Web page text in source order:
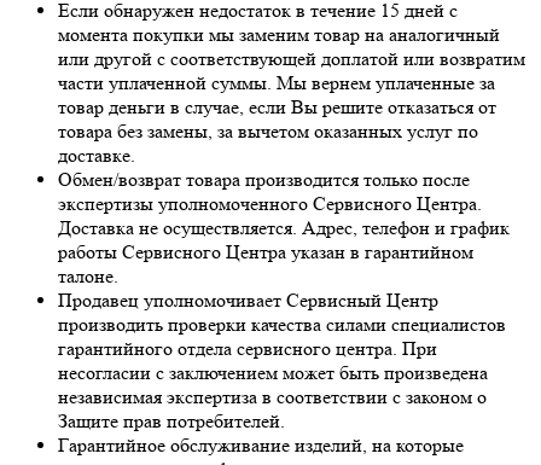
Если обнаружен недостаток в течение 15 дней с
момента покупки мы заменим товар на аналогичный
или другой с соответствующей доплатой или возвратим
части уплаченной суммы. Мы вернем уплаченные за
товар деньги в случае, если Вы решите отказаться от
товара без замены, за вычетом оказанных услуг по
доставке.
Обмен/возврат товара производится только после
экспертизы уполномоченного Сервисного Центра.
Доставка не осуществляется. Адрес, телефон и график
работы Сервисного Центра указан в гарантийном
талоне.
Продавец уполномочивает Сервисный Центр
производить проверки качества силами специалистов
гарантийного отдела сервисного центра. При
несогласии с заключением может быть произведена
независимая экспертиза в соответствии с законом о
Защите прав потребителей.
Гарантийное обслуживание изделий, на которые